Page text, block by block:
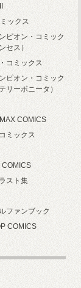
ックス
ピオン・コミック
セス）
コミックス
ピオン・コミック
リーボニータ）
COMICS
ミックス
COMICS
スト集
ファンブック
COMICS